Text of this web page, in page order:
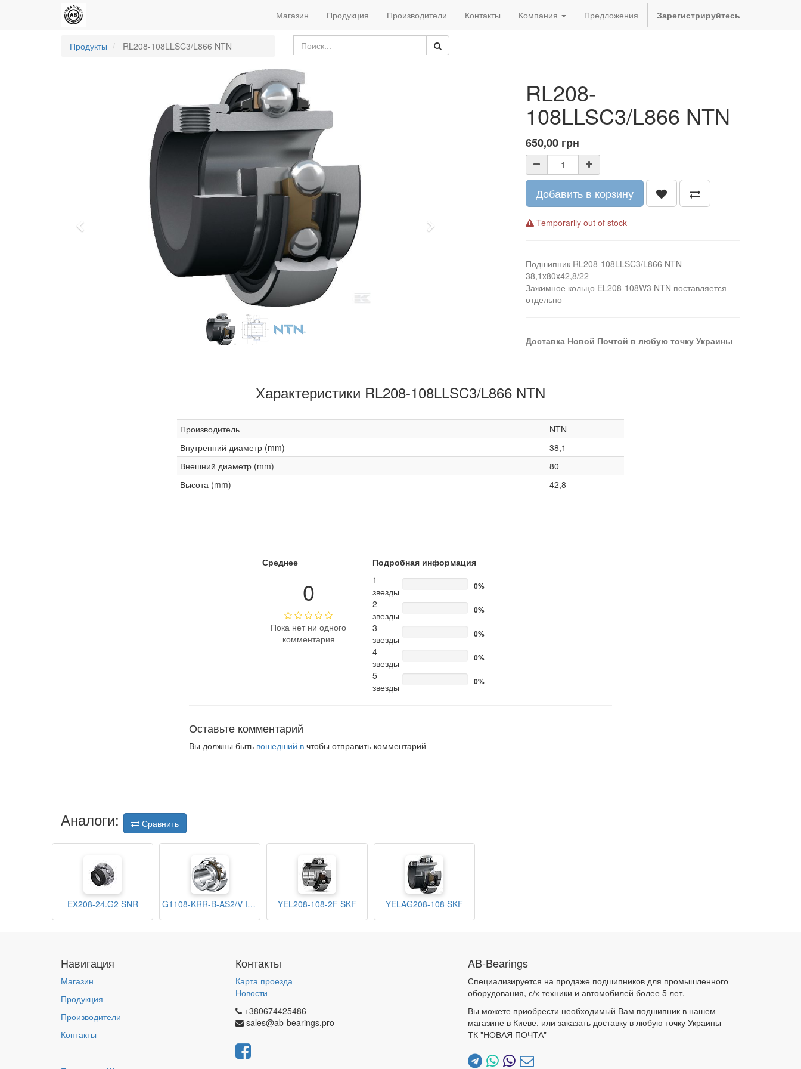
Магазин Продукция Производители Контакты Компания Предложения Зарегистрируйтесь
Продукты RL208-108LLSC3/L866 NTN
Next
RL208-
108LLSC3/L866 NTN
650,00 грн
Добавить в корзину
Temporarily out of stock
Подшипник RL208-108LLSC3/L866 NTN
38,1x80x42,8/22
Зажимное кольцо EL208-108W3 NTN поставляется
отдельно
Доставка Новой Почтой в любую точку Украины
Характеристики RL208-108LLSC3/L866 NTN
Производитель
NTN
Внутренний диаметр (mm)
38,1
Внешний диаметр (mm)
80
Высота (mm)
42,8
Среднее
0
Пока нет ни одного
комментария
Подробная информация
1
звезды
0%
2
звезды
0%
3
звезды
0%
4
звезды
0%
5
звезды
0%
Оставьте комментарий
Вы должны быть вошедший в чтобы отправить комментарий
Аналоги: Сравнить
EX208-24.G2 SNR G1108-KRR-B-AS2/V INA YEL208-108-2F SKF YELAG208-108 SKF
Навигация
Магазин
Продукция
Производители
Контакты
Контакты
Карта проезда
Новости
+380674425486
sales@ab-bearings.pro
AB-Bearings
Специализируется на продаже подшипников для промышленного
оборудования, с/х техники и автомобилей более 5 лет.
Вы можете приобрести необходимый Вам подшипник в нашем
магазине в Киеве, или заказать доставку в любую точку Украины
ТК "НОВАЯ ПОЧТА"